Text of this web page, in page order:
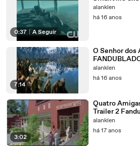
0:37 A Seguir
alanklen
há 16 anos
7:14
O Senhor dos
alanklen
há 16 anos
3:02
Quatro
Trailer 2
alanklen
há 17 anos